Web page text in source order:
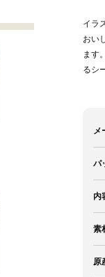
イラ
おい
ます
るシ
メ
パ
内
素
原